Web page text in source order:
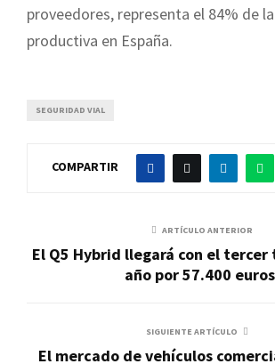
proveedores, representa el 84% de
productiva en España.
SEGURIDAD VIAL
COMPARTIR
ARTÍCULO ANTERIOR
El Q5 Hybrid llegará con el
año por 57.400 euros
SIGUIENTE ARTÍCULO
El mercado de vehículos